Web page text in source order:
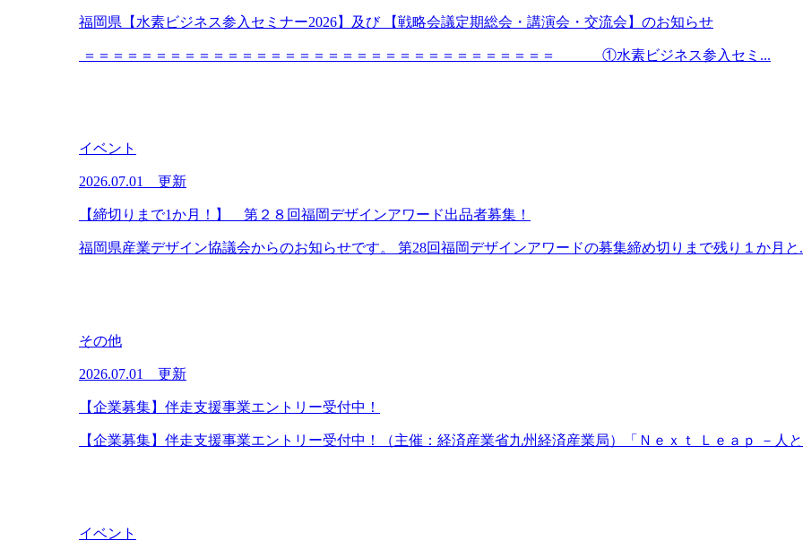
福岡県【水素ビジネス参入セミナー2026】及び 【戦略会議定期総会・講演会・交流会】のお知らせ
＝＝＝＝＝＝＝＝＝＝＝＝＝＝＝＝＝＝＝＝＝＝＝＝＝＝＝＝＝＝＝＝＝ ①水素ビジネス参入セミ...
イベント
2026.07.01 更新
【締切りまで1か月！】 第２８回福岡デザインアワード出品者募集！
福岡県産業デザイン協議会からのお知らせです。 第28回福岡デザインアワードの募集締め切りまで残り１か月と
その他
2026.07.01 更新
【企業募集】伴走支援事業エントリー受付中！
【企業募集】伴走支援事業エントリー受付中！（主催：経済産業省九州経済産業局）「Ｎｅｘｔ Ｌｅａｐ －人
イベント